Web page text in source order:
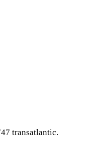
transatlantic.